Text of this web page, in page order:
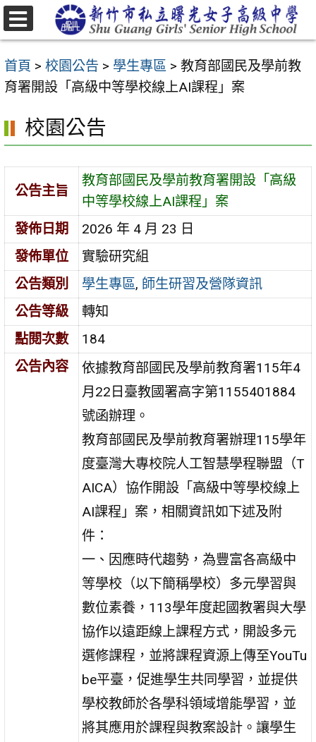
跳
至
要
內
區
首頁 > 校園公告 > 學生專區 > 教育部國民及學前教
育署開設「高級中等學校線上AI課程」案
校園公告
公告主旨
教育部國民及學前教育署開設「高級
中等學校線上AI課程」案
發佈日期
2026 年 4 月 23 日
發佈單位
實驗研究組
公告類別
學生專區, 師生研習及營隊資訊
公告等級
轉知
點閱次數
184
公告內容
依據教育部國民及學前教育署115年4
月22日臺教國署高字第1155401884
號函辦理。
教育部國民及學前教育署辦理115學年
度臺灣大專校院人工智慧學程聯盟（T
AICA）協作開設「高級中等學校線上
AI課程」案，相關資訊如下述及附
件：
一、因應時代趨勢，為豐富各高級中
等學校（以下簡稱學校）多元學習與
數位素養，113學年度起國教署與大學
協作以遠距線上課程方式，開設多元
選修課程，並將課程資源上傳至YouTu
be平臺，促進學生共同學習，並提供
學校教師於各學科領域增能學習，並
將其應用於課程與教案設計。讓學生
選
單